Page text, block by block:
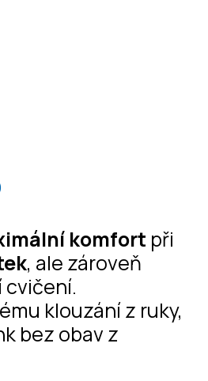
komfort při
, ale zároveň
cvičení.
klouzání z ruky,
bez obav z